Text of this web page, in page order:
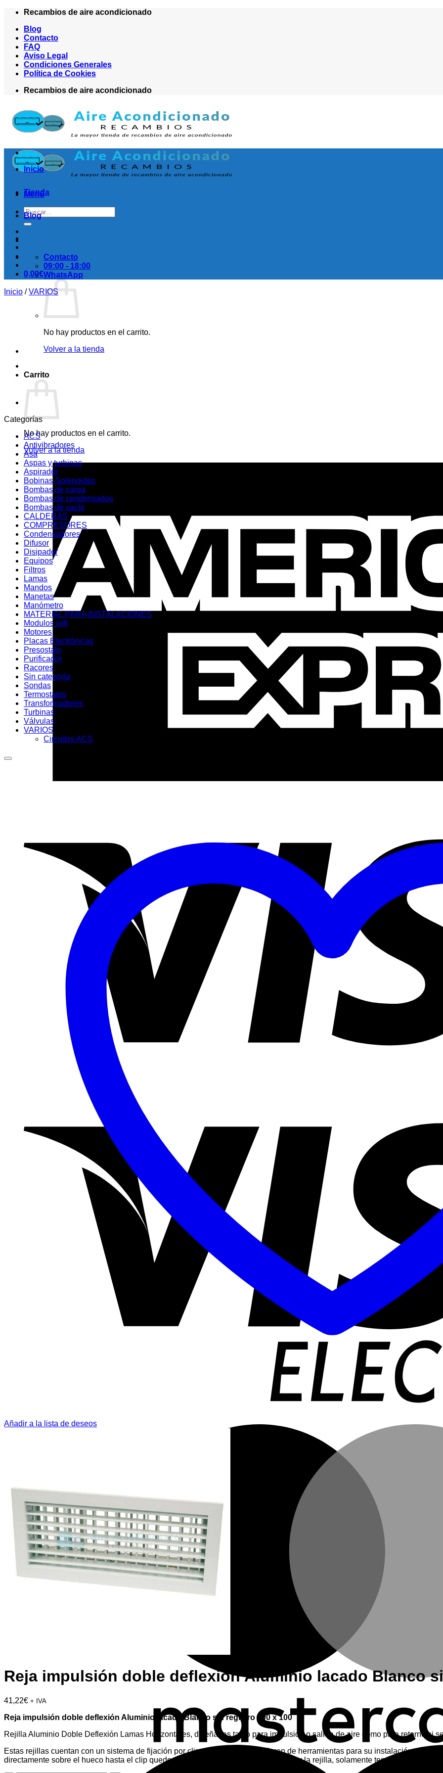
Saltar
contenido
Recambios de aire acondicionado
Blog
Contacto
FAQ
Aviso Legal
Condiciones Generales
Política de Cookies
Recambios de aire acondicionado
Menú
Buscar
por:
0,00€
No hay productos en el carrito.
Volver a la tienda
Carrito
No hay productos en el carrito.
Volver a la tienda
Inicio
Tienda
Blog
Contacto
09:00 - 18:00
WhatsApp
Inicio / VARIOS
Categorías
ACS
Antivibradores
Asa
Aspas y turbinas
Aspirador
Bobinas-Solenoides
Bombas de carga
Bombas de condensados
Bombas de vacío
CALDERAS
COMPRESORES
Condensadores
Difusor
Disipador
Equipos
Filtros
Lamas
Mandos
Manetas
Manómetro
MATERIAL PARA INSTALACIONES
Modulos wifi
Motores
Placas Electrónicas
Presostato
Purificador
Racores
Sin categoría
Sondas
Termostatos
Transformadores
Turbinas
Válvulas
VARIOS
Circuitos ACS
Añadir a la lista de deseos
Reja impulsión doble deflexión Aluminio lacado Blanco
41,22€ + IVA
Reja impulsión doble deflexión Aluminio lacado Blanco sin registro 300 x 100
Rejilla Aluminio Doble Deflexión Lamas Horizontales, diseñadas tanto para impulsión o salida de aire como para retorno si
Estas rejillas cuentan con un sistema de fijación por clip, por lo que no requieren de herramientas para su instalación,
directamente sobre el hueco hasta el clip quede encajado en las paredes, para retirar la rejilla, solamente tendrá que tirar de